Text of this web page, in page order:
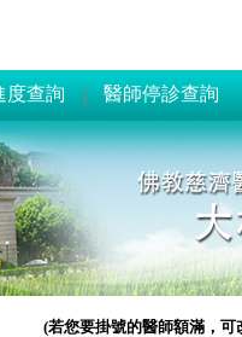
度查詢 醫師停診查詢
(若您要掛號的醫師額滿，可